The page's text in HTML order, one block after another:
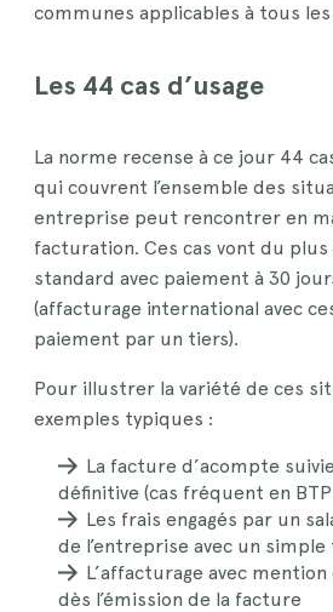
communes applicables à tous
Les 44 cas d’usage
La norme recense à ce jour 44
qui couvrent l’ensemble des
entreprise peut rencontrer en
facturation. Ces cas vont du
standard avec paiement à 30
(affacturage international avec
paiement par un tiers).
Pour illustrer la variété de ces
exemples typiques :
La facture d’acompte
définitive (cas fréquent en
Les frais engagés par un
de l’entreprise avec un
L’affacturage avec
dès l’émission de la facture